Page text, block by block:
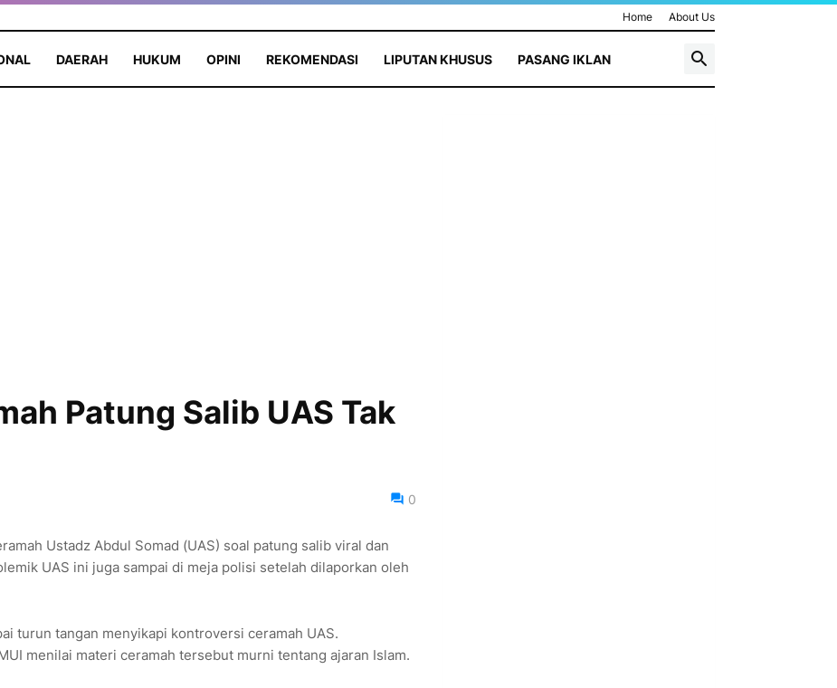
Home About Us
DAERAH HUKUM OPINI REKOMENDASI LIPUTAN KHUSUS PASANG IKLAN
Patung Salib UAS Tak
0
Ustadz Abdul Somad (UAS) soal patung salib viral dan
UAS ini juga sampai di meja polisi setelah dilaporkan oleh
turun tangan menyikapi kontroversi ceramah UAS.
menilai materi ceramah tersebut murni tentang ajaran Islam.